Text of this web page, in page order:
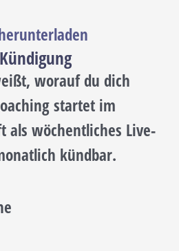
worauf du dich
startet im
als wöchentliches Live-
kündbar.